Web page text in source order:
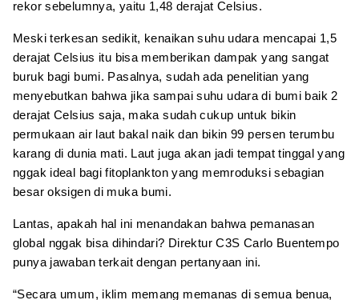
rekor sebelumnya, yaitu 1,48 derajat Celsius.
Meski terkesan sedikit, kenaikan suhu udara mencapai 1,5
derajat Celsius itu bisa memberikan dampak yang sangat
buruk bagi bumi. Pasalnya, sudah ada penelitian yang
menyebutkan bahwa jika sampai suhu udara di bumi baik 2
derajat Celsius saja, maka sudah cukup untuk bikin
permukaan air laut bakal naik dan bikin 99 persen terumbu
karang di dunia mati. Laut juga akan jadi tempat tinggal yang
nggak ideal bagi fitoplankton yang memroduksi sebagian
besar oksigen di muka bumi.
Lantas, apakah hal ini menandakan bahwa pemanasan
global nggak bisa dihindari? Direktur C3S Carlo Buentempo
punya jawaban terkait dengan pertanyaan ini.
“Secara umum, iklim memang memanas di semua benua,